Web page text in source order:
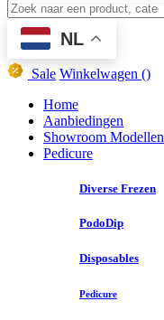
NL
Sale Winkelwagen ()
Home
Aanbiedingen
Showroom Modellen
Pedicure
Diverse Frezen
PodoDip
Disposables
Pedicure